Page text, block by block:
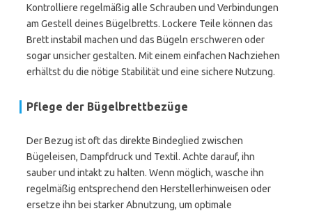
Kontrolliere regelmäßig alle Schrauben und Verbindungen
am Gestell deines Bügelbretts. Lockere Teile können das
Brett instabil machen und das Bügeln erschweren oder
sogar unsicher gestalten. Mit einem einfachen Nachziehen
erhältst du die nötige Stabilität und eine sichere Nutzung.
Pflege der Bügelbrettbezüge
Der Bezug ist oft das direkte Bindeglied zwischen
Bügeleisen, Dampfdruck und Textil. Achte darauf, ihn
sauber und intakt zu halten. Wenn möglich, wasche ihn
regelmäßig entsprechend den Herstellerhinweisen oder
ersetze ihn bei starker Abnutzung, um optimale